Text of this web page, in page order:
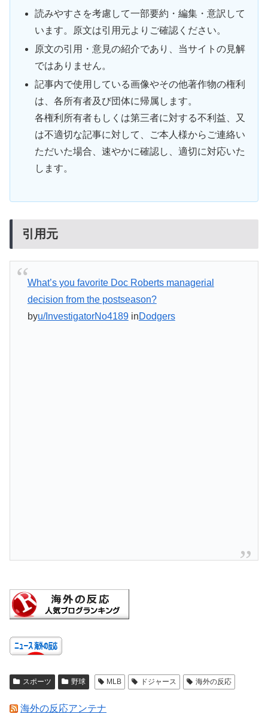
読みやすさを考慮して一部要約・編集・意訳して
います。原文は引用元よりご確認ください。
原文の引用・意見の紹介であり、当サイトの見解
ではありません。
記事内で使用している画像やその他著作物の権利
は、各所有者及び団体に帰属します。
各権利所有者もしくは第三者に対する不利益、又
は不適切な記事に対して、ご本人様からご連絡い
ただいた場合、速やかに確認し、適切に対応いた
します。
引用元
What’s you favorite Doc Roberts managerial
decision from the postseason?
byu/InvestigatorNo4189inDodgers
スポーツ 野球 MLB ドジャース 海外の反応
海外の反応アンテナ